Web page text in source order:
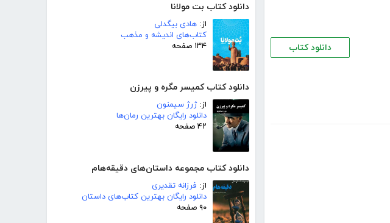
دانلود کتاب بت مولانا
از: هادی بیگدلی
کتاب‌های اندیشه و مذهب
۱۳۴ صفحه
دانلود کتاب کمیسر مگره و پیرزن
از:ژرژ سیمنون
دانلود رایگان بهترین رمان‌ها
۴۲ صفحه
دانلود کتاب مجموعه داستان‌های دقیقه‌هام
از: فرزانه تقدیری
دانلود رایگان بهترین کتاب‌های داستان
۹۰ صفحه
دانلود کتاب